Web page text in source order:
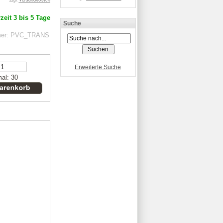
3 bis 5 Tage
PVC_TRANS
30
Suche
Erweiterte Suche